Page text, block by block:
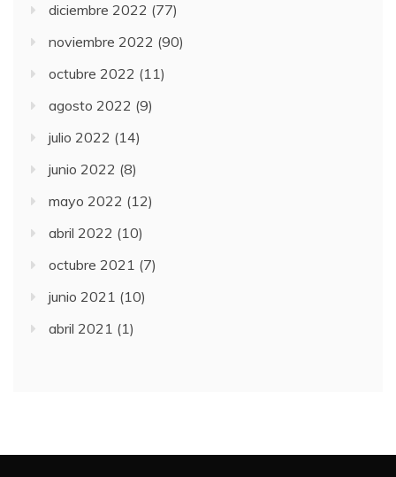
diciembre 2022 (77)
noviembre 2022 (90)
octubre 2022 (11)
agosto 2022 (9)
julio 2022 (14)
junio 2022 (8)
mayo 2022 (12)
abril 2022 (10)
octubre 2021 (7)
junio 2021 (10)
abril 2021 (1)